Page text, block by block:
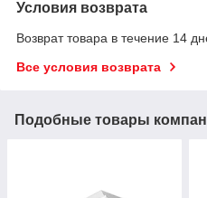
Условия возврата
Возврат товара в течение 14
Все условия возврата
Подобные товары